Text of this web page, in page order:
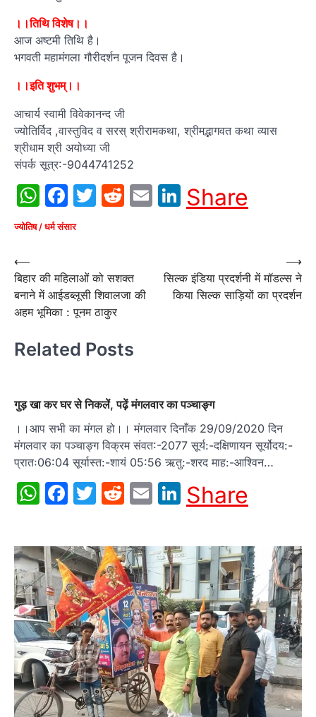
।।तिथि विशेष।।
आज अष्टमी तिथि है।
भगवती महामंगला गौरीदर्शन पूजन दिवस है।
।।इति शुभम्।।
आचार्य स्वामी विवेकानन्द जी
ज्योतिर्विद ,वास्तुविद व सरस् श्रीरामकथा, श्रीमद्भागवत कथा व्यास
श्रीधाम श्री अयोध्या जी
संपर्क सूत्र:-9044741252
WhatsApp
Facebook
Twitter
Reddit
EmailLinkedIn
Share
ज्योतिष / धर्म संसार
Post
navigation
⟵
बिहार की महिलाओं को सशक्त
बनाने में आईडब्लूसी शिवालजा की
अहम भूमिका : पूनम ठाकुर
सिल्क इंडिया प्रदर्शनी में मॉडल्स ने
किया सिल्क साड़ियों का प्रदर्शन
⟶
Related Posts
गुड़ खा कर घर से निकलें, पढ़ें मंगलवार का पञ्चाङ्ग
।।आप सभी का मंगल हो।। मंगलवार दिनाँक 29/09/2020 दिन
मंगलवार का पञ्चाङ्ग विक्रम संवत:-2077 सूर्य:-दक्षिणायन सूर्योदय:-
प्रातः06:04 सूर्यास्त:-शायं 05:56 ऋतु:-शरद माह:-आश्विन…
WhatsApp
Facebook
Twitter
Reddit
EmailLinkedIn
Share